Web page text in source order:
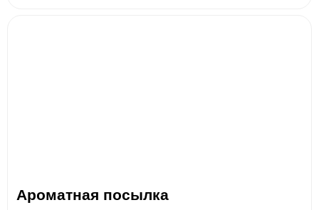
Ароматная посылка